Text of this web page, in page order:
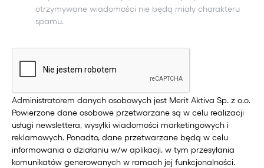
otrzymywane wiadomości nie będą miały charakteru
spamu.
Please
leave
this
field
empty.
Administratorem danych osobowych jest Merit Aktiva Sp. z o.o.
Powierzone dane osobowe przetwarzane są w celu realizacji
usługi newslettera, wysyłki wiadomości marketingowych i
reklamowych. Ponadto, dane przetwarzane będą w celu
informowania o działaniu w/w aplikacji, w tym przesyłania
komunikatów generowanych w ramach jej funkcjonalności.